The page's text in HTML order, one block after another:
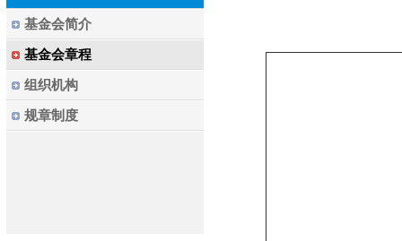
基金会简介
基金会章程
组织机构
规章制度